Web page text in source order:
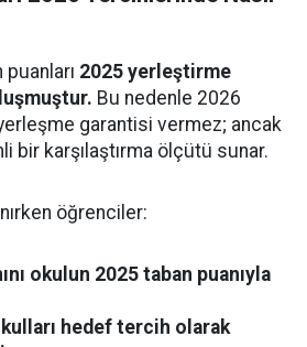
2025 yerleştirme
Bu nedenle 2026
garantisi vermez; ancak
bir karşılaştırma ölçütü sunar.
öğrenciler:
okulun 2025 taban puanıyla
hedef tercih olarak